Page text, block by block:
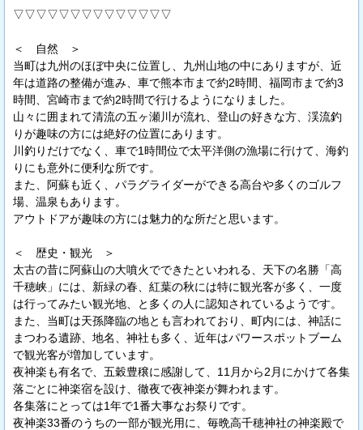
▽▽▽▽▽▽▽▽▽▽▽▽▽▽
＜ 自然 ＞
当町は九州のほぼ中央に位置し、九州山地の中にありますが、近
年は道路の整備が進み、車で熊本市まで約2時間、福岡市まで約3
時間、宮崎市まで約2時間で行けるようになりました。
山々に囲まれて清流の五ヶ瀬川が流れ、登山の好きな方、渓流釣
りが趣味の方には絶好の位置にあります。
川釣りだけでなく、車で1時間位で太平洋側の漁場に行けて、海釣
りにも意外に便利な所です。
また、阿蘇も近く、パラグライダーができる高台や多くのゴルフ
場、温泉もあります。
アウトドアが趣味の方には魅力的な所だと思います。
＜ 歴史・観光 ＞
太古の昔に阿蘇山の大噴火でできたといわれる、天下の名勝「高
千穂峡」には、新緑の春、紅葉の秋には特に観光客が多く、一度
は行ってみたい観光地、と多くの人に認知されているようです。
また、当町は天孫降臨の地とも言われており、町内には、神話に
まつわる遺跡、地名、神社も多く、近年はパワースポットブーム
で観光客が増加しています。
夜神楽も有名で、五穀豊穣に感謝して、11月から2月にかけて各集
落ごとに神楽宿を設け、徹夜で夜神楽が舞われます。
各集落にとっては1年で1番大事なお祭りです。
夜神楽33番のうちの一部が観光用に、毎晩高千穂神社の神楽殿で